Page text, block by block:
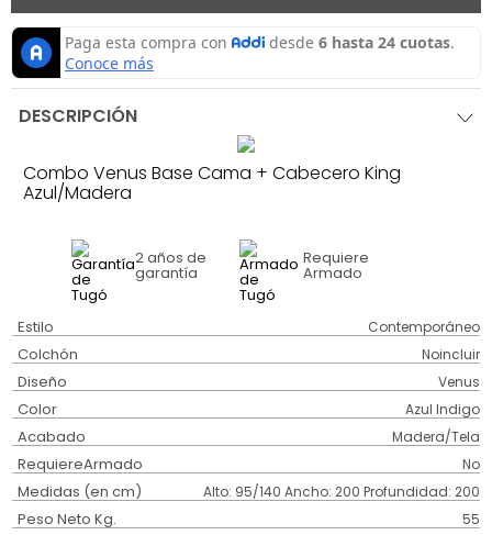
DESCRIPCIÓN
Combo Venus Base Cama + Cabecero King
Azul/Madera
2 años de
garantía
Requiere
Armado
Estilo Contemporáneo
Colchón Noincluir
Diseño Venus
Color Azul Indigo
Acabado Madera/Tela
RequiereArmado No
Medidas (en cm) Alto: 95/140 Ancho: 200 Profundidad: 200
Peso Neto Kg. 55